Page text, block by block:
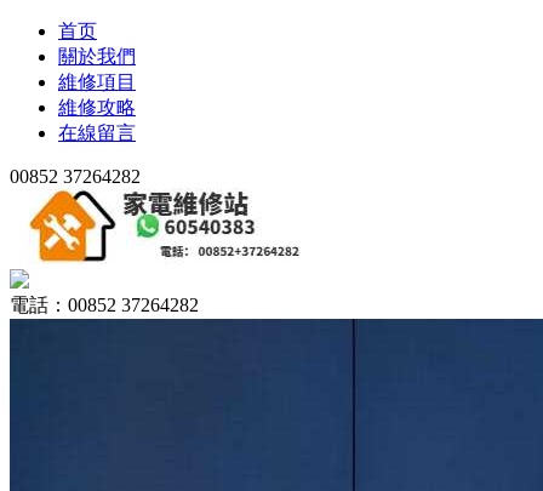
首页
關於我們
維修項目
維修攻略
在線留言
00852 37264282
電話：00852 37264282